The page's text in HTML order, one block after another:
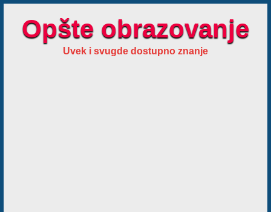
Opšte obrazovanje
Uvek i svugde dostupno znanje